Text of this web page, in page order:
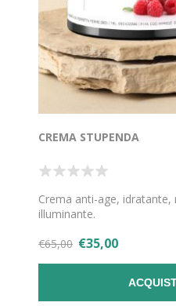
CREMA STUPENDA
Crema anti-age,
illuminante.
€65,00 €35,00